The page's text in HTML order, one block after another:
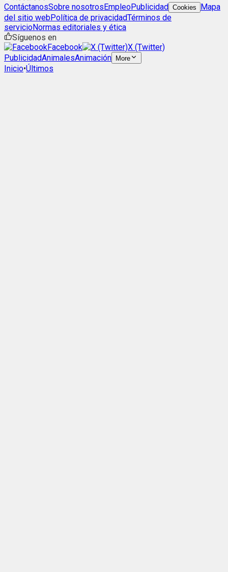
ContáctanosSobre nosotrosEmpleoPublicidad Cookies
Mapa
del sitio webPolítica de privacidadTérminos de
servicioNormas editoriales y ética
Síguenos en
Facebook
X (Twitter)
PublicidadAnimalesAnimación More
Inicio•Últimos